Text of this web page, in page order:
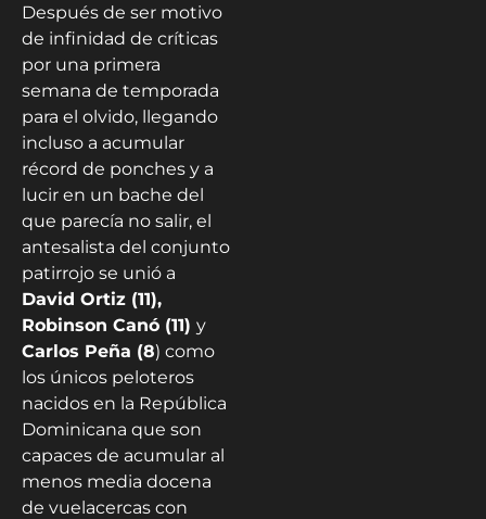
Después de ser motivo
de infinidad de críticas
por una primera
semana de temporada
para el olvido, llegando
incluso a acumular
récord de ponches y a
lucir en un bache del
que parecía no salir, el
antesalista del conjunto
patirrojo se unió a
David Ortiz (11),
Robinson Canó (11) y
Carlos Peña (8) como
los únicos peloteros
nacidos en la República
Dominicana que son
capaces de acumular al
menos media docena
de vuelacercas con